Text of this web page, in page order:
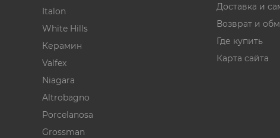
Italon
White Hills
Керамин
Valfex
Niagara
Altrobagno
Porcelanosa
Grossman
Доставка и
Возврат и
Где купить
Карта сайта